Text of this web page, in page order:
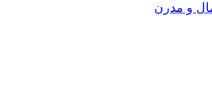
و مدرن